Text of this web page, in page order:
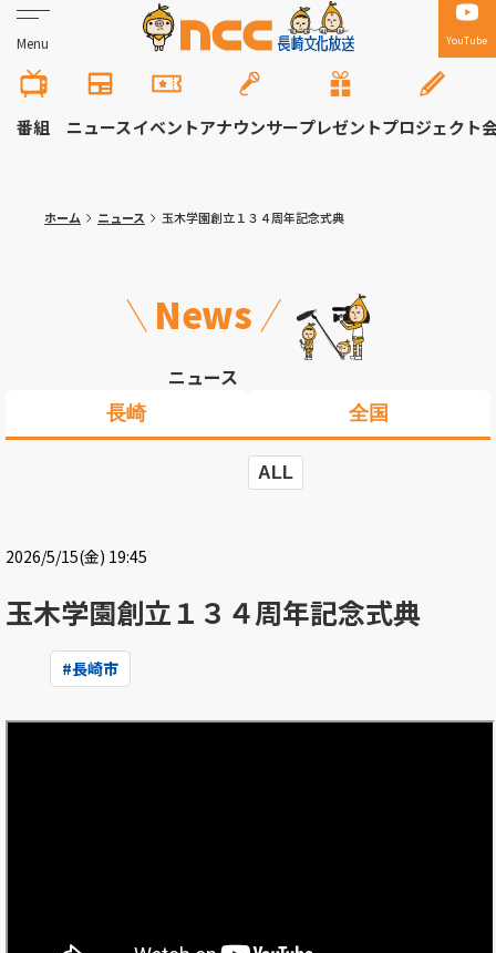
Menu YouTube
番組 ニュースイベントアナウンサープレゼントプロジェクト
ホーム ニュース 玉木学園創立１３４周年記念式典
News
ニュース
長崎 全国
ALL
2026/5/15(金) 19:45
玉木学園創立１３４周年記念式典
#長崎市